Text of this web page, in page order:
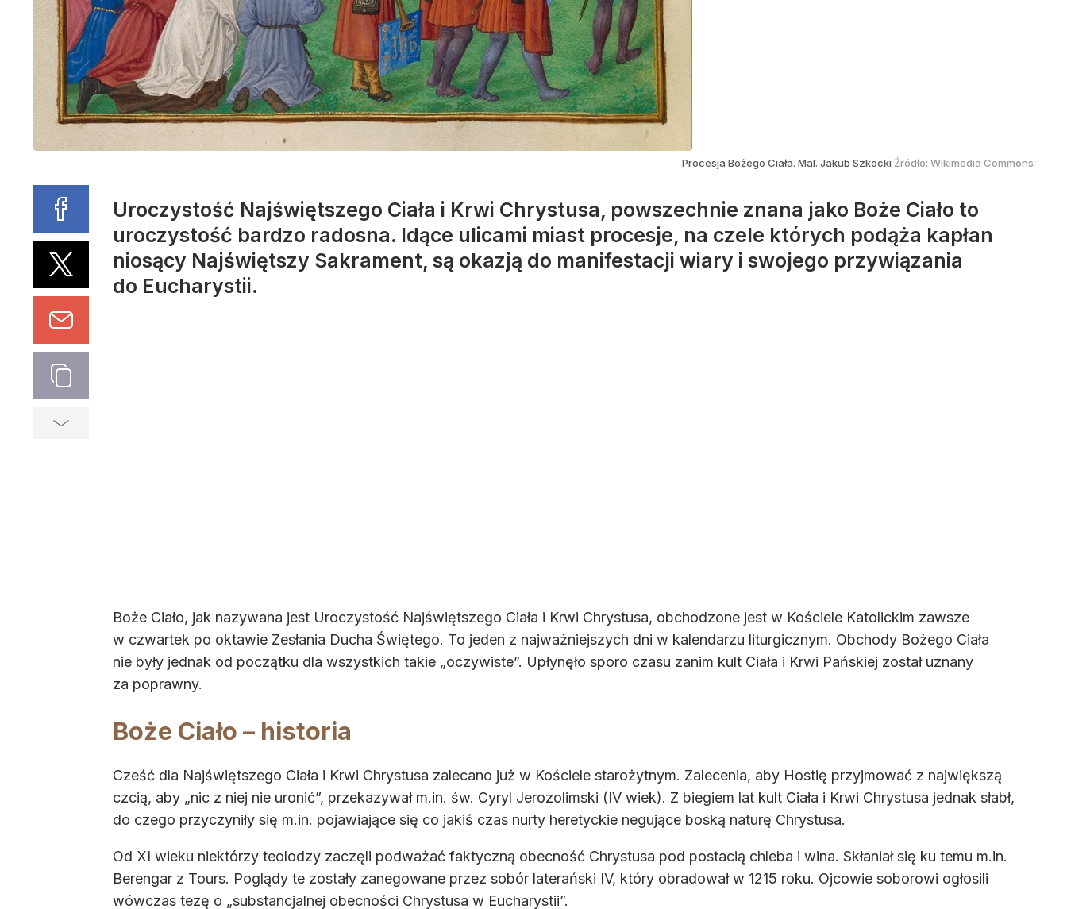
Procesja Bożego Ciała. Mal. Jakub Szkocki Źródło: Wikimedia Commons
Uroczystość Najświętszego Ciała i Krwi Chrystusa, powszechnie znana jako Boże Ciało to
uroczystość bardzo radosna. Idące ulicami miast procesje, na czele których podąża kapłan
niosący Najświętszy Sakrament, są okazją do manifestacji wiary i swojego przywiązania
do Eucharystii.
Boże Ciało, jak nazywana jest Uroczystość Najświętszego Ciała i Krwi Chrystusa, obchodzone jest w Kościele Katolickim zawsze
w czwartek po oktawie Zesłania Ducha Świętego. To jeden z najważniejszych dni w kalendarzu liturgicznym. Obchody Bożego Ciała
nie były jednak od początku dla wszystkich takie „oczywiste”. Upłynęło sporo czasu zanim kult Ciała i Krwi Pańskiej został uznany
za poprawny.
Boże Ciało – historia
Cześć dla Najświętszego Ciała i Krwi Chrystusa zalecano już w Kościele starożytnym. Zalecenia, aby Hostię przyjmować z największą
czcią, aby „nic z niej nie uronić”, przekazywał m.in. św. Cyryl Jerozolimski (IV wiek). Z biegiem lat kult Ciała i Krwi Chrystusa jednak słabł,
do czego przyczyniły się m.in. pojawiające się co jakiś czas nurty heretyckie negujące boską naturę Chrystusa.
Od XI wieku niektórzy teolodzy zaczęli podważać faktyczną obecność Chrystusa pod postacią chleba i wina. Skłaniał się ku temu m.in.
Berengar z Tours. Poglądy te zostały zanegowane przez sobór laterański IV, który obradował w 1215 roku. Ojcowie soborowi ogłosili
wówczas tezę o „substancjalnej obecności Chrystusa w Eucharystii”.